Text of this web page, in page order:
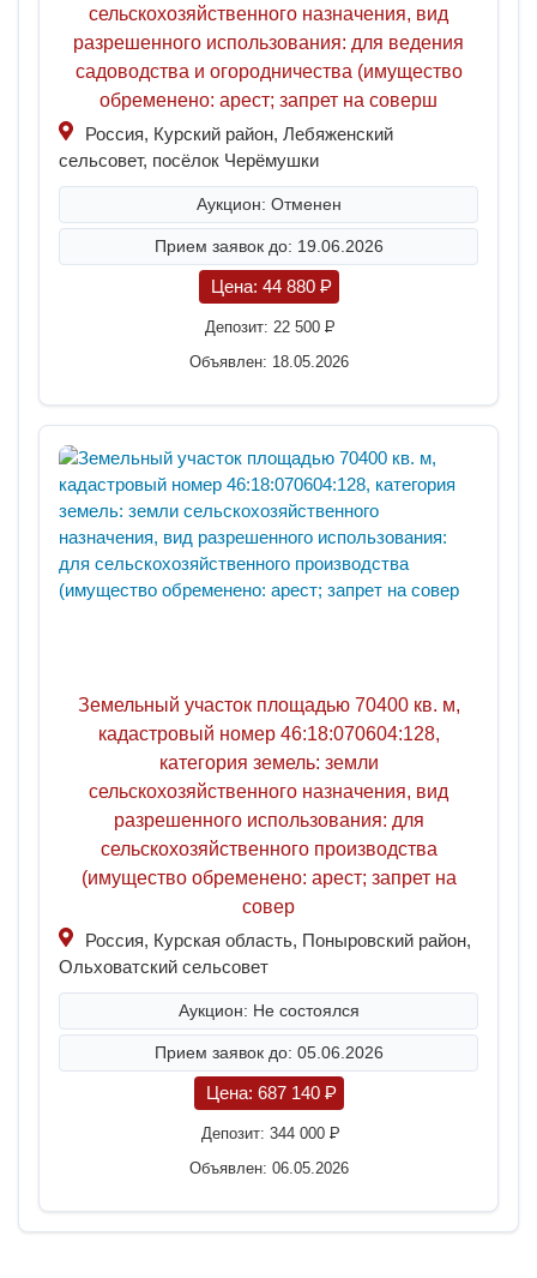
сельскохозяйственного назначения, вид
разрешенного использования: для ведения
садоводства и огородничества (имущество
обременено: арест; запрет на соверш
Россия, Курский район, Лебяженский
сельсовет, посёлок Черёмушки
Аукцион: Отменен
Прием заявок до: 19.06.2026
Цена: 44 880 P
Депозит: 22 500P
Объявлен: 18.05.2026
Земельный участок площадью 70400 кв. м,
кадастровый номер 46:18:070604:128,
категория земель: земли
сельскохозяйственного назначения, вид
разрешенного использования: для
сельскохозяйственного производства
(имущество обременено: арест; запрет на
совер
Россия, Курская область, Поныровский район,
Ольховатский сельсовет
Аукцион: Не состоялся
Прием заявок до: 05.06.2026
Цена: 687 140 P
Депозит: 344 000 P
Объявлен: 06.05.2026